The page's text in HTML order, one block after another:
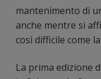
mantenimento di
anche mentre si
così difficile come
La prima edizione